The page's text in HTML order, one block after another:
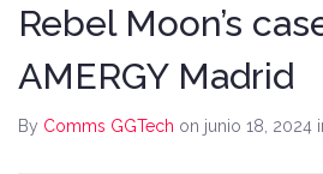
Rebel Moon’s
AMERGY Madrid
By Comms GGTech on junio 18, 2024